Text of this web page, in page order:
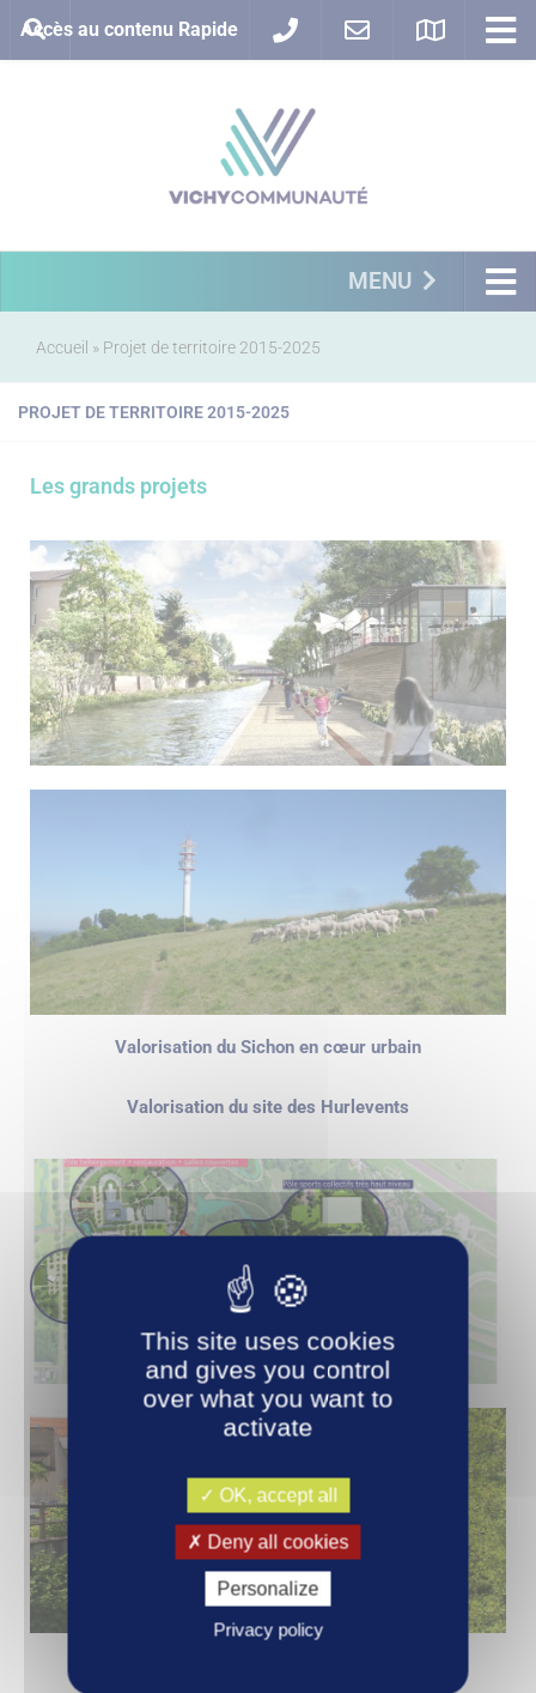
Accès au contenu Rapide
MENU
Accueil » Projet de territoire 2015-2025
PROJET DE TERRITOIRE 2015-2025
Les grands projets
Valorisation du Sichon en cœur urbain
Valorisation du site des Hurlevents
This site uses cookies
and gives you control
over what you want to
activate
OK, accept all
Deny all cookies
Personalize
Privacy policy